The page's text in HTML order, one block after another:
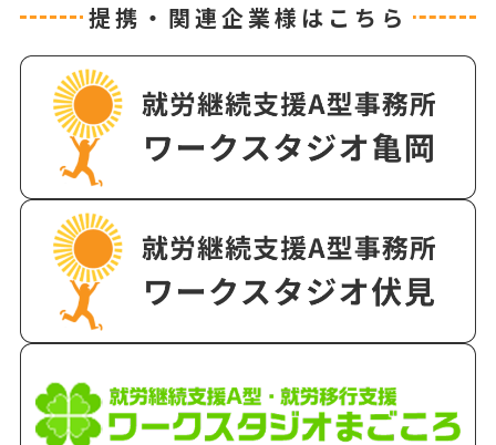
提携・関連企業様はこちら